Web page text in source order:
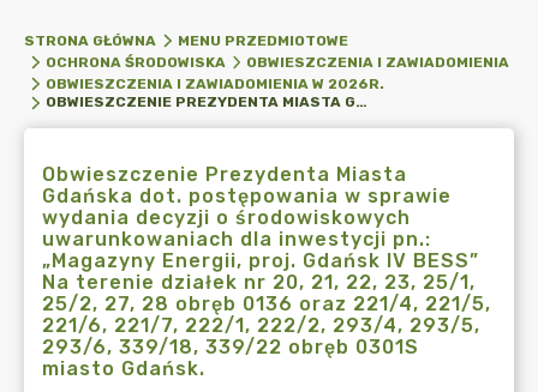
STRONA GŁÓWNA
MENU PRZEDMIOTOWE
OCHRONA ŚRODOWISKA
OBWIESZCZENIA I ZAWIADOMIENIA
OBWIESZCZENIA I ZAWIADOMIENIA W 2026R.
OBWIESZCZENIE PREZYDENTA MIASTA GDAŃSKA DOT. POSTĘPOWANIA W SPRAWIE WYDANIA DECYZJI O ŚRODOWISKOWYCH UWARUNKOWANIACH DLA INWESTYCJI PN.: „MAGAZYNY ENERGII, PROJ. GDAŃSK IV BESS” NA TERENIE DZIAŁEK NR 20, 21, 22, 23, 25/1, 25/2, 27, 28 OBRĘB 0136 ORAZ 221/4, 221/5, 221/6, 221/7, 222/1, 222/2, 293/4, 293/5, 293/6, 339/18, 339/22 OBRĘB 0301S MIASTO GDAŃSK.
Obwieszczenie Prezydenta Miasta
Gdańska dot. postępowania w sprawie
wydania decyzji o środowiskowych
uwarunkowaniach dla inwestycji pn.:
„Magazyny Energii, proj. Gdańsk IV BESS”
Na terenie działek nr 20, 21, 22, 23, 25/1,
25/2, 27, 28 obręb 0136 oraz 221/4, 221/5,
221/6, 221/7, 222/1, 222/2, 293/4, 293/5,
293/6, 339/18, 339/22 obręb 0301S
miasto Gdańsk.